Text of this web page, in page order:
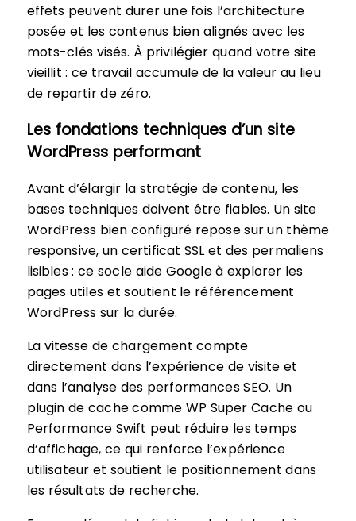
effets peuvent durer une fois l’architecture
posée et les contenus bien alignés avec les
mots-clés visés. À privilégier quand votre site
vieillit : ce travail accumule de la valeur au lieu
de repartir de zéro.
Les fondations techniques d’un site
WordPress performant
Avant d’élargir la stratégie de contenu, les
bases techniques doivent être fiables. Un site
WordPress bien configuré repose sur un thème
responsive, un certificat SSL et des permaliens
lisibles : ce socle aide Google à explorer les
pages utiles et soutient le référencement
WordPress sur la durée.
La vitesse de chargement compte
directement dans l’expérience de visite et
dans l’analyse des performances SEO. Un
plugin de cache comme WP Super Cache ou
Performance Swift peut réduire les temps
d’affichage, ce qui renforce l’expérience
utilisateur et soutient le positionnement dans
les résultats de recherche.